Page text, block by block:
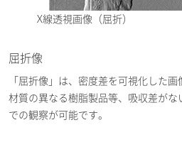
X線透視画像（屈折）
屈折像
「屈折像」は、密度差を可視化した画
材質の異なる樹脂製品等、吸収差が
での観察が可能です。